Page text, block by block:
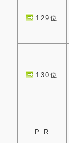
129位
130位
P R